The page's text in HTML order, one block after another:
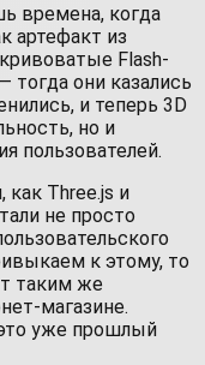
времена, когда
артефакт из
Flash-
они казались
и теперь 3D
но и
пользователей.
как Three.js и
не просто
к этому, то
таким же
магазине.
уже прошлый